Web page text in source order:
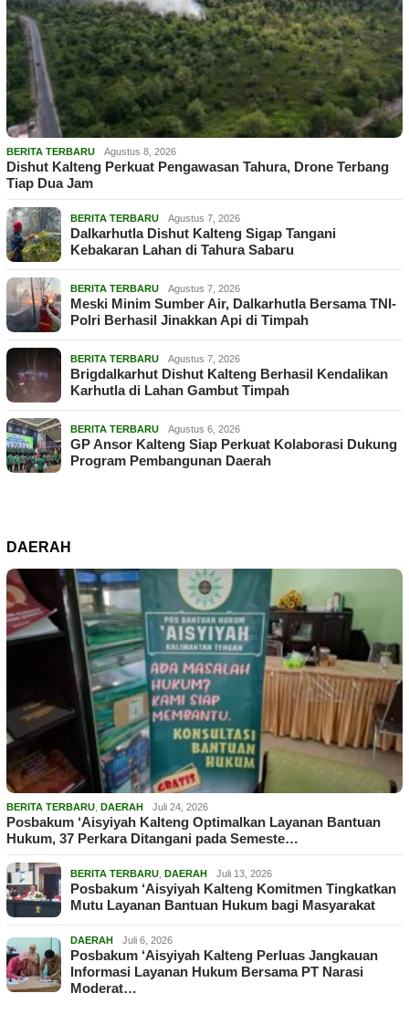
BERITA TERBARU Agustus 8, 2026
Dishut Kalteng Perkuat Pengawasan Tahura, Drone Terbang
Tiap Dua Jam
BERITA TERBARU Agustus 7, 2026
Dalkarhutla Dishut Kalteng Sigap Tangani
Kebakaran Lahan di Tahura Sabaru
BERITA TERBARU Agustus 7, 2026
Meski Minim Sumber Air, Dalkarhutla Bersama TNI-
Polri Berhasil Jinakkan Api di Timpah
BERITA TERBARU Agustus 7, 2026
Brigdalkarhut Dishut Kalteng Berhasil Kendalikan
Karhutla di Lahan Gambut Timpah
BERITA TERBARU Agustus 6, 2026
GP Ansor Kalteng Siap Perkuat Kolaborasi Dukung
Program Pembangunan Daerah
DAERAH
BERITA TERBARU DAERAH Juli 24, 2026
Posbakum ‘Aisyiyah Kalteng Optimalkan Layanan Bantuan
Hukum, 37 Perkara Ditangani pada Semeste…
BERITA TERBARU DAERAH Juli 13, 2026
Posbakum ‘Aisyiyah Kalteng Komitmen Tingkatkan
Mutu Layanan Bantuan Hukum bagi Masyarakat
DAERAH Juli 6, 2026
Posbakum ‘Aisyiyah Kalteng Perluas Jangkauan
Informasi Layanan Hukum Bersama PT Narasi
Moderat…